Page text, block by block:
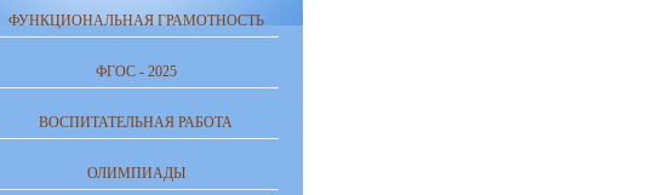
ФУНКЦИОНАЛЬНАЯ ГРАМОТНОСТЬ
ФГОС - 2025
ВОСПИТАТЕЛЬНАЯ РАБОТА
ОЛИМПИАДЫ